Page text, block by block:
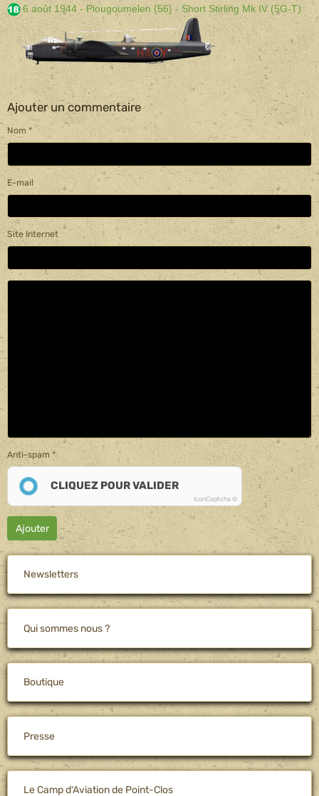
6 août 1944 - Plougoumelen (56) - Short Stirling Mk IV (5G-T)
Ajouter un commentaire
Nom
E-mail
Site Internet
Anti-spam
CLIQUEZ POUR VALIDER
IconCaptcha ©
Ajouter
Newsletters
Qui sommes nous ?
Boutique
Presse
Le Camp d'Aviation de Point-Clos